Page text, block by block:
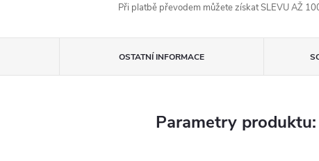
Při platbě převodem můžete získat SLEVU AŽ
OSTATNÍ INFORMACE
Parametry produktu: